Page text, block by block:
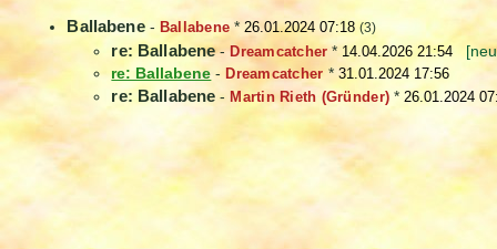
Ballabene- Ballabene*26.01.2024 07:18 (3)
re: Ballabene-Dreamcatcher * 14.04.2026 21:54
re: Ballabene -Dreamcatcher * 31.01.2024 17:56
re: Ballabene -Martin Rieth (Gründer) *26.01.2024